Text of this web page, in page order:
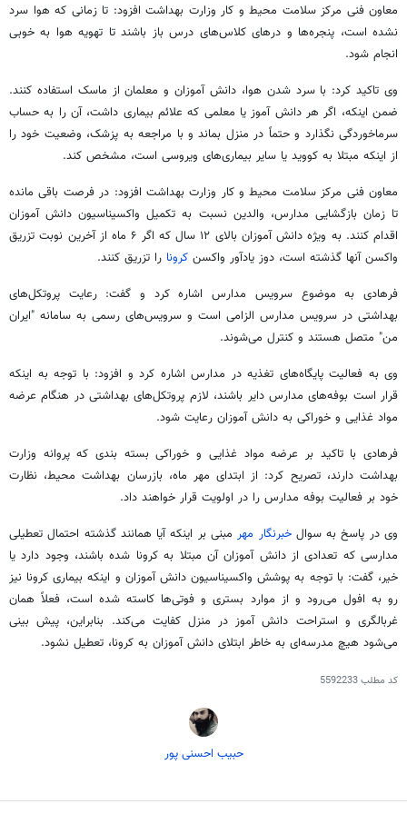
معاون فنی مرکز سلامت محیط و کار وزارت بهداشت افزود: تا زمانی که هوا سرد
نشده است، پنجره‌ها و درهای کلاس‌های درس باز باشند تا تهویه هوا به خوبی
انجام شود.
وی تاکید کرد: با سرد شدن هوا، دانش آموزان و معلمان از ماسک استفاده کنند.
ضمن اینکه، اگر هر دانشآموز یا معلمی که علائم بیماری داشت، آن را به حساب
سرماخوردگی نگذارد و حتماً در منزل بماند و با مراجعه به پزشک، وضعیت خود را
از اینکه مبتلا به کووید یا سایر بیماری‌های ویروسی است، مشخص کند.
معاون فنی مرکز سلامت محیط و کار وزارت بهداشت افزود: در فرصت باقی مانده
تا زمان بازگشایی مدارس، والدین نسبت به تکمیل واکسیناسیون دانش آموزان
اقدام کنند. به ویژه دانش آموزان بالای ۱۲ سال که اگر ۶ ماه از آخرین نوبت تزریق
واکسن آنها گذشته است، دوز یادآور واکسن کرونا را تزریق کنند.
فرهادی به موضوع سرویس مدارس اشاره کرد و گفت: رعایت پروتکل‌های
بهداشتی در سرویس مدارس الزامی است و سرویس‌های رسمی به سامانه "ایران
من" متصل هستند و کنترل می‌شوند.
وی به فعالیت پایگاه‌های تغذیه در مدارس اشاره کرد و افزود: با توجه به اینکه
قرار است بوفه‌های مدارس دایر باشند، لازم پروتکل‌های بهداشتی در هنگام عرضه
مواد غذایی و خوراکی به دانش آموزان رعایت شود.
فرهادی با تاکید بر عرضه مواد غذایی و خوراکی بسته بندی که پروانه وزارت
بهداشت دارند، تصریح کرد: از ابتدای مهر ماه، بازرسان بهداشت محیط، نظارت
خود بر فعالیت بوفه مدارس را در اولویت قرار خواهند داد.
وی در پاسخ به سوال خبرنگار مهر مبنی بر اینکه آیا همانند گذشته احتمال تعطیلی
مدارسی که تعدادی از دانش آموزان آن مبتلا به کرونا شده باشند، وجود دارد یا
خیر، گفت: با توجه به پوشش واکسیناسیون دانش آموزان و اینکه بیماری کرونا نیز
رو به افول می‌رود و از موارد بستری و فوتی‌ها کاسته شده است، فعلاً همان
غربالگری و استراحت دانشآموز در منزل کفایت می‌کند. بنابراین، پیش بینی
می‌شود هیچ مدرسه‌ای به خاطر ابتلای دانش آموزان به کرونا، تعطیل نشود.
کد مطلب5592233
حبیب احسنی پور